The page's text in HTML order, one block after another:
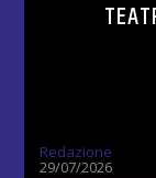
Redazione
29/07/2026